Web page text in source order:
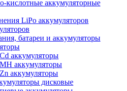
кислотные аккумуляторные
LiPo аккумуляторов
батареи и аккумуляторы
аккумуляторы
аккумуляторы
аккумуляторы
дисковые